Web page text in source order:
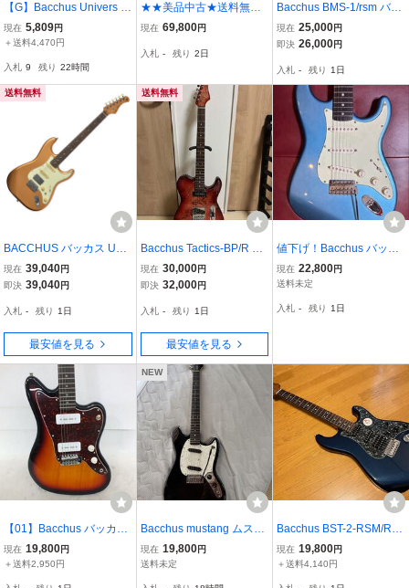
【G】Bacchus Univers S
eries WJB-500R ASH バ
ッカス ユニバースシリー
ィ 3272879 D0808
現在 5,809円
＋送料4,470円
入札 9 残り 22時間
★★美品中古★送料無料
★Bacchus(バッカス) / Gl
M/RSM★Zoom G1 Four
現在 69,800円
入札 - 残り 2日
Bacchus BMS-1/rsm バッ
カス ムスタング〜サイク
ロンタイプ
現在 25,000円
即決 26,000円
入札 - 残り 1日
送料無料
BACCHUS バッカス Univ
erse Series BST-2 KI-RS
M/R-CTM GD エレキギタ
現在 39,040円
即決 39,040円
入札 - 残り 1日
最安値を見る
送料無料
Bacchus Tactics-BP/R RD
-B 未使用！ テレキャスタ
ー
現在 30,000円
即決 32,000円
入札 - 残り 1日
最安値を見る
値下げ！Bacchus バッカ
ス ユニバースシリーズ、
ストラトタイプ、フェン
現在 22,800円
送料未定
入札 - 残り 1日
【01】Bacchus バッカス
ジャズマスター ギター 中
古 現状品 ■ 260716A208
現在 19,800円
＋送料2,950円
NEW
Bacchus mustang ムスタ
ング BMS-1R BLK
現在 19,800円
送料未定
Bacchus BST-2-RSM/R-B
PPG メタリックブルー系
SSH ブラックパールPG
現在 19,800円
＋送料4,140円